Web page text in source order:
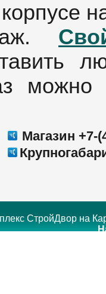
Магазин +7-
СтройДвор на